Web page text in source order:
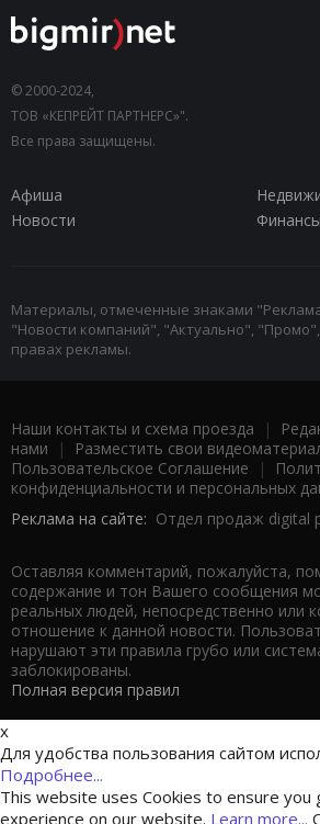
© 2000-2024,
ТОВ «КЕПРЕЙТ ПАРТНЕРС»".
Все права защищены.
Афиша
Новости
Финансы
Материалы, отмеченные знаками
"Новости компаний", "Актуально",
правах рекламы.
Наши контакты и схема проезда |
нами | Разместить свои
Пользовательское Соглашение |
конфиденциальности и персональных
Реклама на сайте: Отдел продаж digital
Оставляя комментарий, пожалуйста,
содержание и тон Вашего сообщения
реальных людей, непосредственно или
отношение к данной новости.
нарушают эти правила грубо или
заблокированы.
Полная версия правил
x
Для удобства пользования сайтом
Подробнее...
This website uses Cookies to ensure
experience on our website. Learn more...